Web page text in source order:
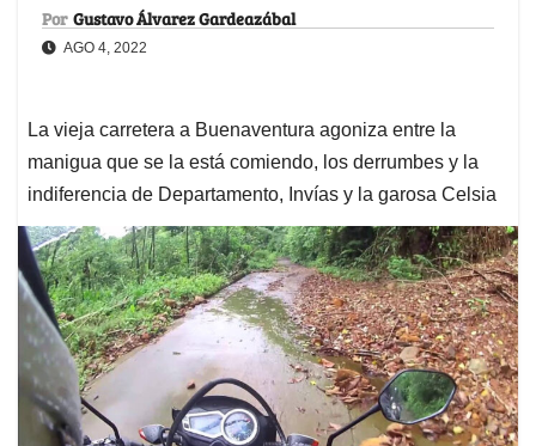
Por Gustavo Álvarez Gardeazábal
AGO 4, 2022
La vieja carretera a Buenaventura agoniza entre la
manigua que se la está comiendo, los derrumbes y la
indiferencia de Departamento, Invías y la garosa Celsia